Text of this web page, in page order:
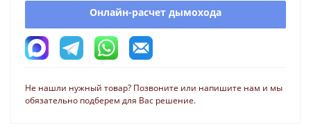
Онлайн-расчет дымохода
Не нашли нужный товар? Позвоните или напишите нам и мы
обязательно подберем для Вас решение.